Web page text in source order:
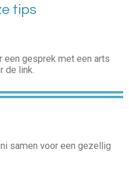
tips
een gesprek met een arts
de link.
samen voor een gezellig